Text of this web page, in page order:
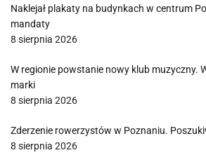
Naklejał plakaty na budynkach w centrum
mandaty
8 sierpnia 2026
W regionie powstanie nowy klub muzyczny.
marki
8 sierpnia 2026
Zderzenie rowerzystów w Poznaniu.
8 sierpnia 2026